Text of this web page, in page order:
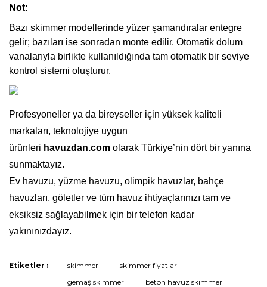
Not:
Bazı skimmer modellerinde yüzer şamandıralar entegre
gelir; bazıları ise sonradan monte edilir. Otomatik dolum
vanalarıyla birlikte kullanıldığında tam otomatik bir seviye
kontrol sistemi oluşturur.
Profesyoneller ya da bireyseller için yüksek kaliteli
markaları, teknolojiye uygun
ürünleri havuzdan.com olarak Türkiye’nin dört bir yanına
sunmaktayız.
Ev havuzu, yüzme havuzu, olimpik havuzlar, bahçe
havuzları, göletler ve tüm havuz ihtiyaçlarınızı tam ve
eksiksiz sağlayabilmek için bir telefon kadar
yakınınızdayız.
Bu ürüne ilk yorumu siz yapın!
Etiketler : skimmer
skimmer fiyatları
gemaş skimmer
beton havuz skimmer